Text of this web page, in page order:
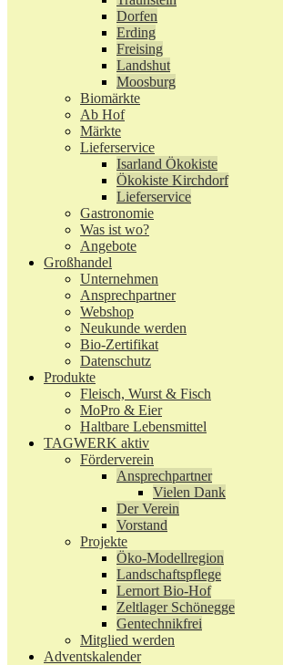
Dorfen
Erding
Freising
Landshut
Moosburg
Biomärkte
Ab Hof
Märkte
Lieferservice
Isarland Ökokiste
Ökokiste Kirchdorf
Lieferservice
Gastronomie
Was ist wo?
Angebote
Großhandel
Unternehmen
Ansprechpartner
Webshop
Neukunde werden
Bio-Zertifikat
Datenschutz
Produkte
Fleisch, Wurst & Fisch
MoPro & Eier
Haltbare Lebensmittel
TAGWERK aktiv
Förderverein
Ansprechpartner
Vielen Dank
Der Verein
Vorstand
Projekte
Öko-Modellregion
Landschaftspflege
Lernort Bio-Hof
Zeltlager Schönegge
Gentechnikfrei
Mitglied werden
Adventskalender